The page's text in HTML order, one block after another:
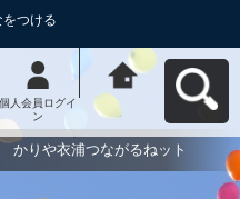
つける
個人会員ログイ
ン
衣浦定住自立
圏 市民活動情
報サイト かり
や衣浦つながる
ねットへ戻る
りや衣浦つながるねット